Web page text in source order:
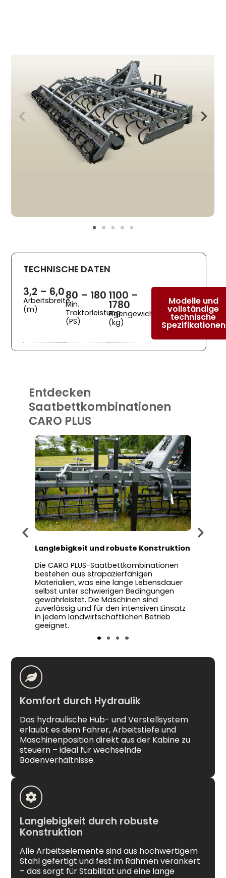
TECHNISCHE DATEN
3,2 – 6,0
Arbeitsbreite
(m)
80 – 180
Min.
Traktorleistung
(PS)
1100 –
1780
Eigengewicht
(kg)
Modelle und
vollständige
technische
Spezifikationen
Entdecken
Saatbettkombinationen
CARO PLUS
Langlebigkeit und robuste Konstruktion
Die CARO PLUS-Saatbettkombinationen
bestehen aus strapazierfähigen
Materialien, was eine lange Lebensdauer
selbst unter schwierigen Bedingungen
gewährleistet. Die Maschinen sind
zuverlässig und für den intensiven Einsatz
in jedem landwirtschaftlichen Betrieb
geeignet.
Komfort durch Hydraulik
Das hydraulische Hub- und Verstellsystem
erlaubt es dem Fahrer, Arbeitstiefe und
Maschinenposition direkt aus der Kabine zu
steuern – ideal für wechselnde
Bodenverhältnisse.
Langlebigkeit durch robuste
Konstruktion
Alle Arbeitselemente sind aus hochwertigem
Stahl gefertigt und fest im Rahmen verankert
– das sorgt für Stabilität und eine lange